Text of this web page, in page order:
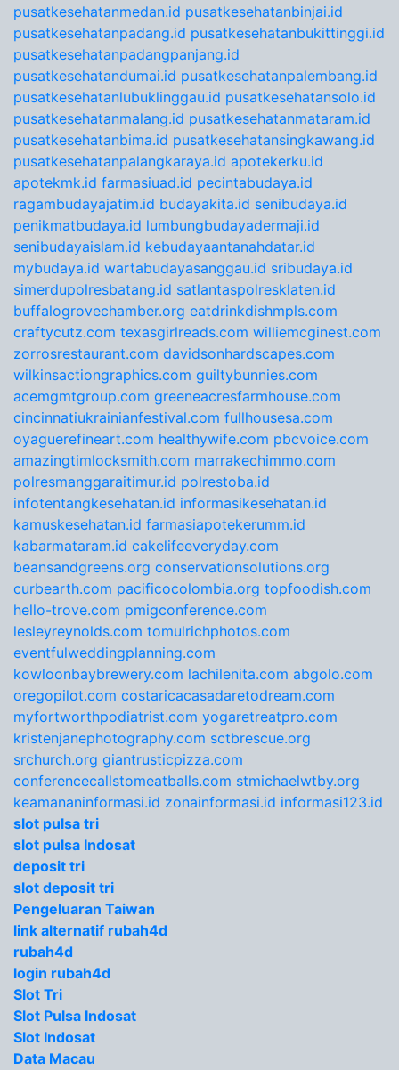
pusatkesehatanmedan.id pusatkesehatanbinjai.id
pusatkesehatanpadang.id pusatkesehatanbukittinggi.id
pusatkesehatanpadangpanjang.id
pusatkesehatandumai.id pusatkesehatanpalembang.id
pusatkesehatanlubuklinggau.id pusatkesehatansolo.id
pusatkesehatanmalang.id pusatkesehatanmataram.id
pusatkesehatanbima.id pusatkesehatansingkawang.id
pusatkesehatanpalangkaraya.id apotekerku.id
apotekmk.id farmasiuad.id pecintabudaya.id
ragambudayajatim.id budayakita.id senibudaya.id
penikmatbudaya.id lumbungbudayadermaji.id
senibudayaislam.id kebudayaantanahdatar.id
mybudaya.id wartabudayasanggau.id sribudaya.id
simerdupolresbatang.id satlantaspolresklaten.id
buffalogrovechamber.org eatdrinkdishmpls.com
craftycutz.com texasgirlreads.com williemcginest.com
zorrosrestaurant.com davidsonhardscapes.com
wilkinsactiongraphics.com guiltybunnies.com
acemgmtgroup.com greeneacresfarmhouse.com
cincinnatiukrainianfestival.com fullhousesa.com
oyaguerefineart.com healthywife.com pbcvoice.com
amazingtimlocksmith.com marrakechimmo.com
polresmanggaraitimur.id polrestoba.id
infotentangkesehatan.id informasikesehatan.id
kamuskesehatan.id farmasiapotekerumm.id
kabarmataram.id cakelifeeveryday.com
beansandgreens.org conservationsolutions.org
curbearth.com pacificocolombia.org topfoodish.com
hello-trove.com pmigconference.com
lesleyreynolds.com tomulrichphotos.com
eventfulweddingplanning.com
kowloonbaybrewery.com lachilenita.com abgolo.com
oregopilot.com costaricacasadaretodream.com
myfortworthpodiatrist.com yogaretreatpro.com
kristenjanephotography.com sctbrescue.org
srchurch.org giantrusticpizza.com
conferencecallstomeatballs.com stmichaelwtby.org
keamananinformasi.id zonainformasi.id informasi123.id
slot pulsa tri
slot pulsa Indosat
deposit tri
slot deposit tri
Pengeluaran Taiwan
link alternatif rubah4d
rubah4d
login rubah4d
Slot Tri
Slot Pulsa Indosat
Slot Indosat
Data Macau